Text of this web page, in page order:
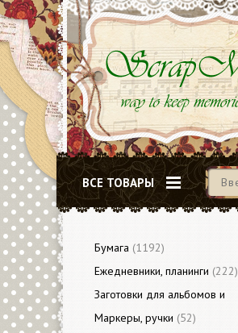
ВСЕ ТОВАРЫ
Бумага (1192)
Ежедневники, планинги (222)
Заготовки для альбомов и
блокнотов(79)
Маркеры, ручки (52)